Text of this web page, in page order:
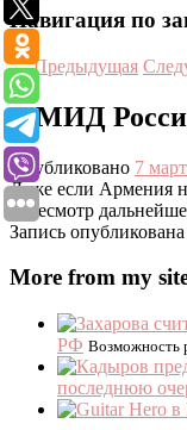
Навигация по
←Предыдущая
В МИД
Опубликовано 7
Даже если Армения
пересмотр
Запись
More from my
РФ Возможность
последнюю